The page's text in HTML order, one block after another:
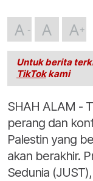
A A A
Untuk berita
TikTokkami
SHAH ALAM -
perang dan
Palestin yang
akan berakhir.
Sedunia